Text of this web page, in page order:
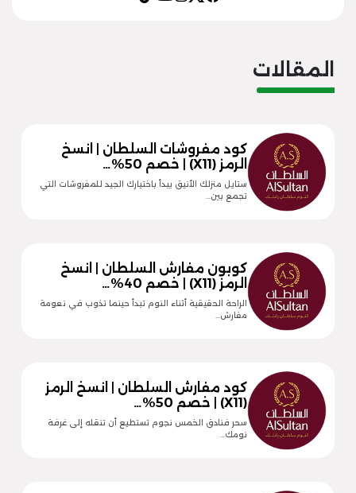
المقالات
كود مفروشات السلطان | انسخ
الرمز (X11) | خصم 50%…
ستايل منزلك الأنيق يبدأ باختيارك الجيد للمفروشات التي
تجمع بين…
كوبون مفارش السلطان | انسخ
الرمز (X11) | خصم 40%…
الراحة الحقيقية أثناء النوم تبدأ حينما تذوب في نعومة
مفارش…
كود مفارش السلطان | انسخ الرمز
(X11) | خصم 50%…
سحر فنادق الخمس نجوم تستطيع أن تنقله إلى غرفة
نومك…